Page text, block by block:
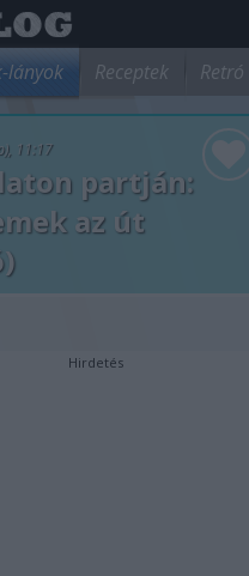
lányok Receptek Retró
11:17
partján:
az út
Hirdetés